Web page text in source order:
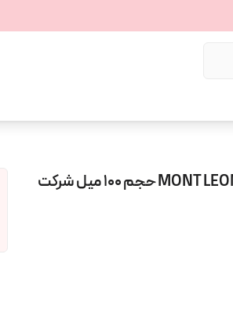
ادکلن مونت لجند گلد MONT LEONE GOLD حجم 100 میل شرکت